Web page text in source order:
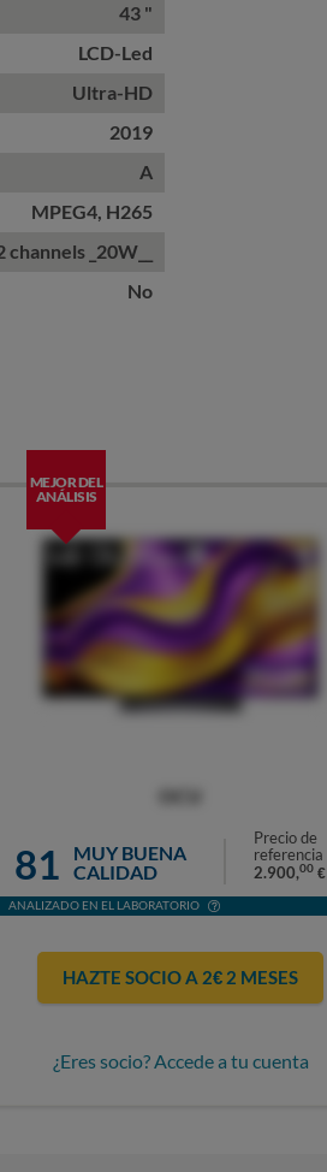
43 "
LCD-Led
Ultra-HD
2019
A
MPEG4, H265
channels _20W__
No
MEJOR DEL
ANÁLISIS
81
MUY BUENA
CALIDAD
Precio de
referencia
2.900,00 €
ANALIZADO EN EL LABORATORIO
HAZTE SOCIO A 2€ 2 MESES
¿Eres socio? Accede a tu cuenta